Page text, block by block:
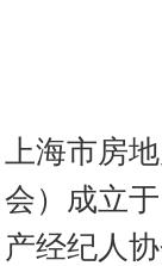
上海市房
会）成立
产经纪人